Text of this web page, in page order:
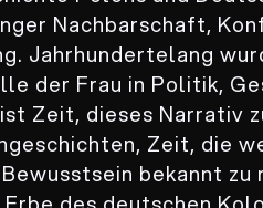
Nachbarschaft,
Jahrhundertelang
der Frau in Politik,
Zeit, dieses Narrativ
Zeit, die
bekannt zu